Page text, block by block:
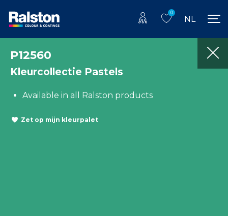
0
NL
P12560
Kleurcollectie Pastels
Available in all Ralston products
Zet op mijn kleurpalet